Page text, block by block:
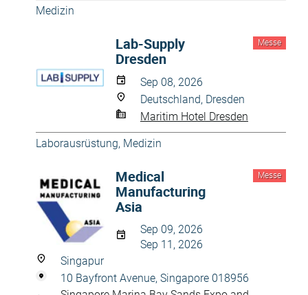
Medizin
Messe
Lab-Supply
Dresden
Sep 08, 2026
Deutschland, Dresden
Maritim Hotel Dresden
Laborausrüstung, Medizin
Messe
Medical
Manufacturing
Asia
Sep 09, 2026
Sep 11, 2026
Singapur
10 Bayfront Avenue, Singapore 018956